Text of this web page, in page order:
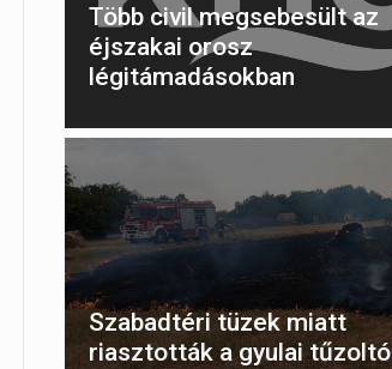
Több civil megsebesült az
éjszakai orosz
légitámadásokban
Szabadtéri tüzek miatt
riasztották a gyulai